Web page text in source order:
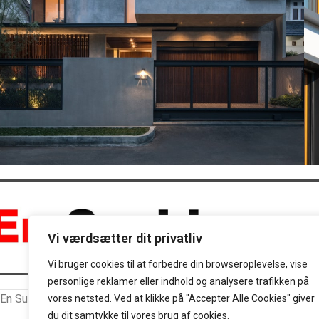
Vi værdsætter dit privatliv
Vi bruger cookies til at forbedre din browseroplevelse, vise
personlige reklamer eller indhold og analysere trafikken på
vores netsted. Ved at klikke på "Accepter Alle Cookies" giver
du dit samtykke til vores brug af cookies.
Netus eu mollis hac dignis
En Sushi @ 2025 | Powered byNemBestil ApS